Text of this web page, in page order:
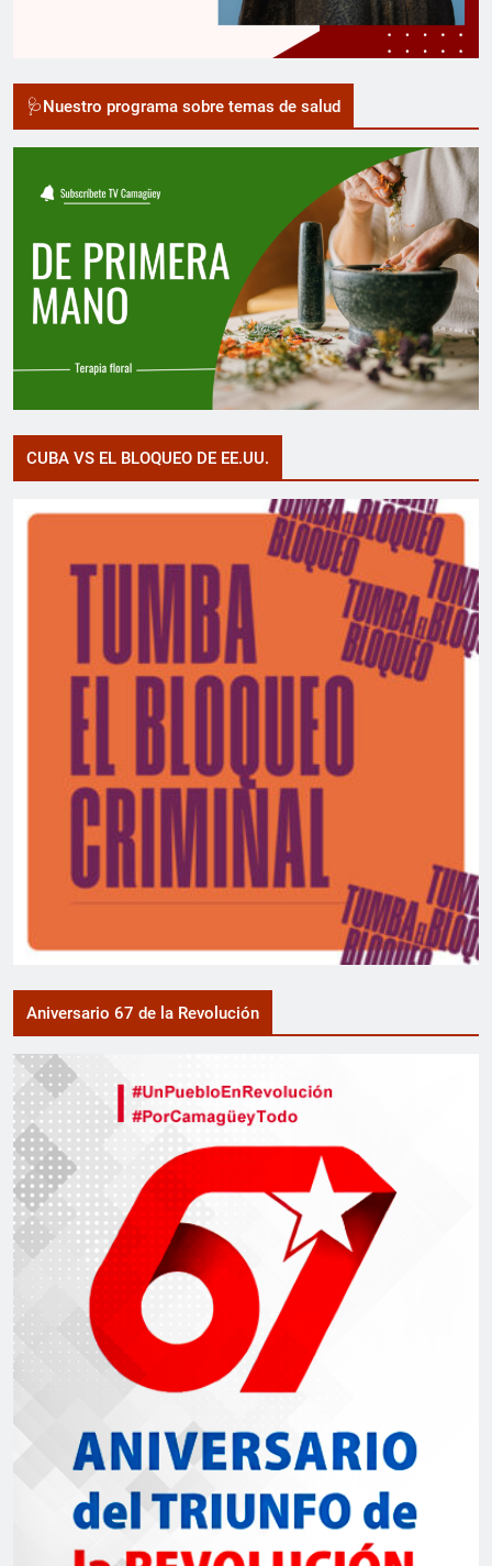
🩺Nuestro programa sobre temas de salud
CUBA VS EL BLOQUEO DE EE.UU.
Aniversario 67 de la Revolución